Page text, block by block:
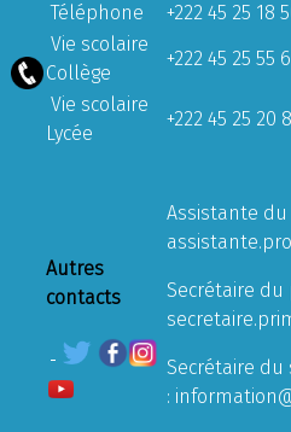
Téléphone
+222 45 25 18
Vie scolaire
Collège
+222 45 25 55
Vie scolaire
Lycée
+222 45 25 20
Autres
contacts
Assistante du
Secrétaire du
Secrétaire du
: